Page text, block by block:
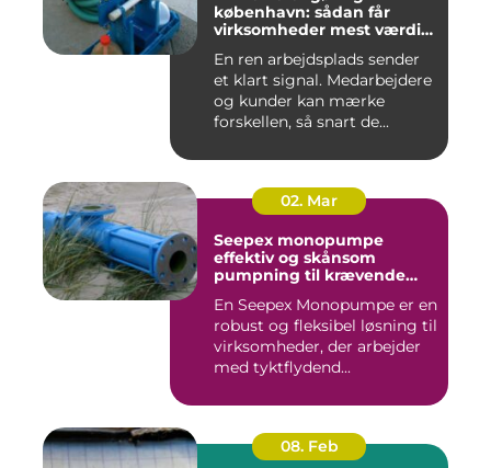
københavn: sådan får
virksomheder mest værdi
En ren arbejdsplads sender
et klart signal. Medarbejdere
og kunder kan mærke
forskellen, så snart de...
02. Mar
Seepex monopumpe
effektiv og skånsom
pumpning til krævende
En Seepex Monopumpe er en
robust og fleksibel løsning til
virksomheder, der arbejder
med tyktflydend...
08. Feb